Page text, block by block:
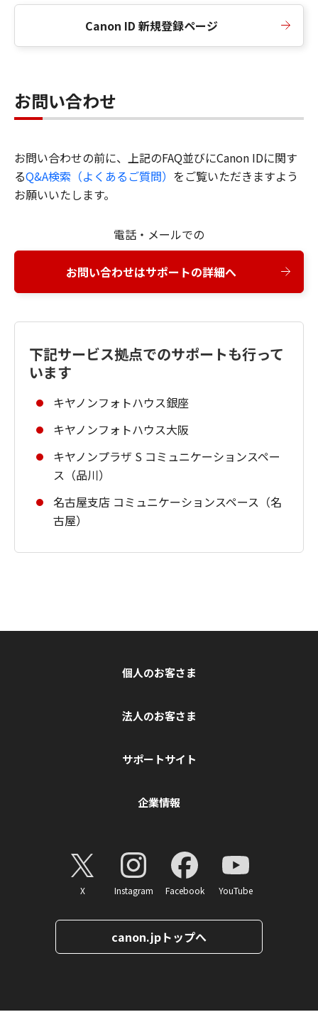
Canon ID 新規登録ページ
お問い合わせ
お問い合わせの前に、上記のFAQ並びにCanon IDに関す
るQ&A検索（よくあるご質問） をご覧いただきますよう
お願いいたします。
電話・メールでの
お問い合わせはサポートの詳細へ
下記サービス拠点でのサポートも行って
います
キヤノンフォトハウス銀座
キヤノンフォトハウス大阪
キヤノンプラザ S コミュニケーションスペー
ス（品川）
名古屋支店 コミュニケーションスペース（名
古屋）
個人のお客さま
法人のお客さま
サポートサイト
企業情報
X Instagram Facebook YouTube
canon.jpトップへ